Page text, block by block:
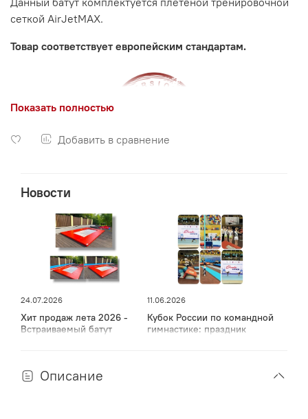
Добавить в сравнение
сеткой AirJetMAX.
Товар соответствует европейским стандартам.
Показать полностью
Новости
24.07.2026
Хит продаж лета 2026 -
Встраиваемый батут
11.06.2026
Кубок России по командной
гимнастике: праздник
Описание